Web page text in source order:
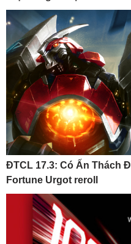
ĐTCL 17.3: Có Ấn Thách
Fortune Urgot reroll